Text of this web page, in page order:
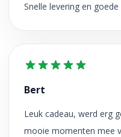
Snelle levering en
Bert
Leuk cadeau, werd erg
mooie momenten mee